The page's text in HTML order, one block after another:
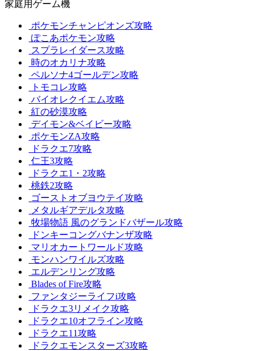
家庭用ゲーム機
ポケモンチャンピオンズ攻略
ぽこあポケモン攻略
スプラレイダース攻略
時のオカリナ攻略
ペルソナ4ゴールデン攻略
トモコレ攻略
バイオレクイエム攻略
紅の砂漠攻略
デイモン&ベイビー攻略
ポケモンZA攻略
ドラクエ7攻略
仁王3攻略
ドラクエ1・2攻略
桃鉄2攻略
ゴーストオブヨウテイ攻略
メタルギアデルタ攻略
牧場物語 風のグランドバザール攻略
ドンキーコングバナンザ攻略
マリオカートワールド攻略
モンハンワイルズ攻略
エルデンリング攻略
Blades of Fire攻略
ファンタジーライフi攻略
ドラクエ3リメイク攻略
ドラクエ10オフライン攻略
ドラクエ11攻略
ドラクエモンスターズ3攻略